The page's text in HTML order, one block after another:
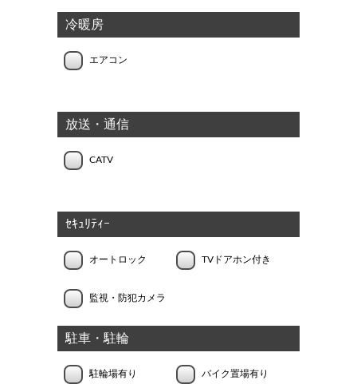
冷暖房
エアコン
放送・通信
CATV
ｾｷｭﾘﾃｨｰ
オートロック TVドアホン付き
監視・防犯カメラ
駐車・駐輪
駐輪場有り バイク置場有り